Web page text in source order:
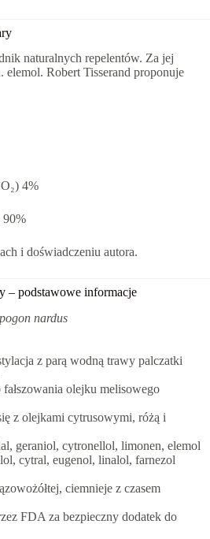
naturalnych repelentów. Za jej
elemol. Robert Tisserand proponuje
4%
90%
i doświadczeniu autora.
– podstawowe informacje
nardus
z parą wodną trawy palczatki
olejku melisowego
z olejkami cytrusowymi, różą i
geraniol, cytronellol, limonen, elemol
cytral, eugenol, linalol, farnezol
ciemnieje z czasem
FDA za bezpieczny dodatek do